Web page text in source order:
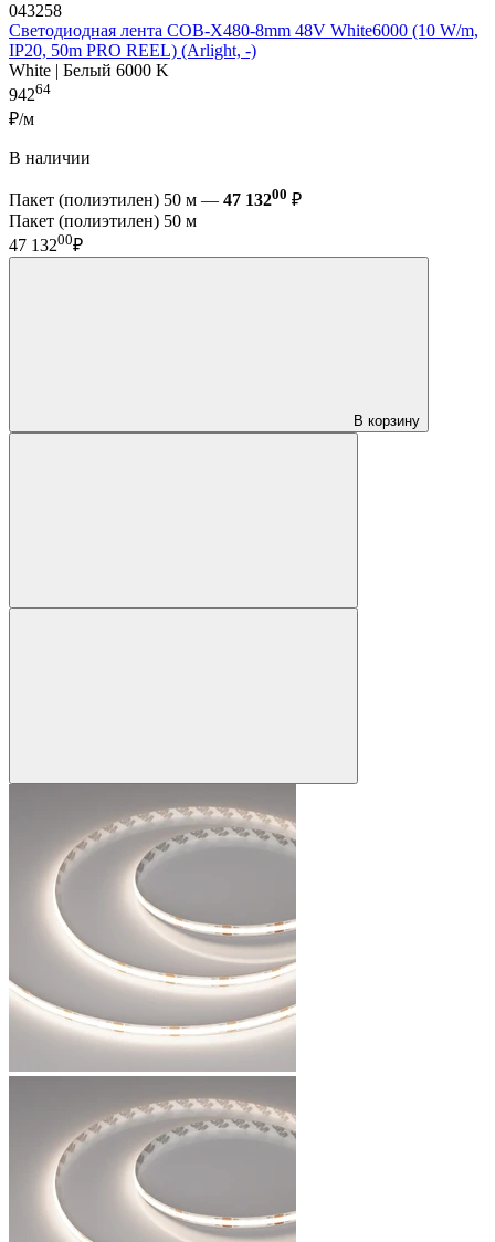
043258
Светодиодная лента COB-X480-8mm 48V White6000 (10 W/m,
IP20, 50m PRO REEL) (Arlight, -)
White | Белый 6000 K
94264
₽/м
В наличии
Пакет (полиэтилен) 50 м — 47 13200 ₽
Пакет (полиэтилен) 50 м
47 13200₽
В корзину